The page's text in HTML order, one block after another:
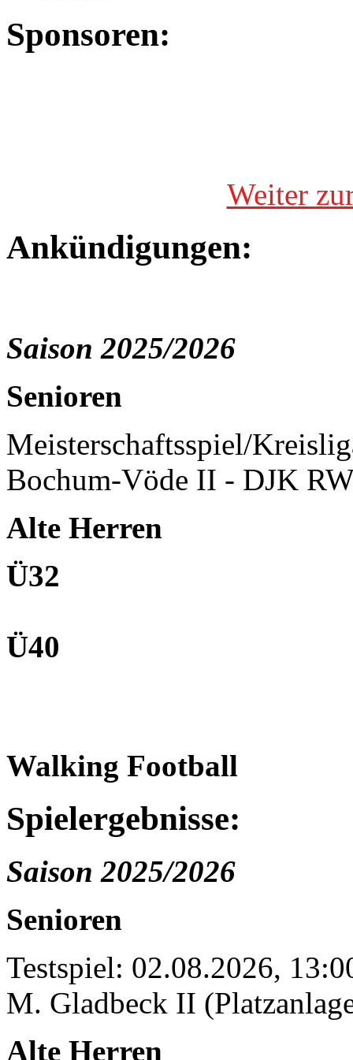
Sponsoren:
Weiter
Ankündigungen:
Saison 2025/2026
Senioren
Meisterschaftsspiel/
Bochum-Vöde II - DJK
Alte Herren
Ü32
Ü40
Walking Football
Spielergebnisse:
Saison 2025/2026
Senioren
Testspiel: 02.08.2026,
M. Gladbeck II
Alte Herren